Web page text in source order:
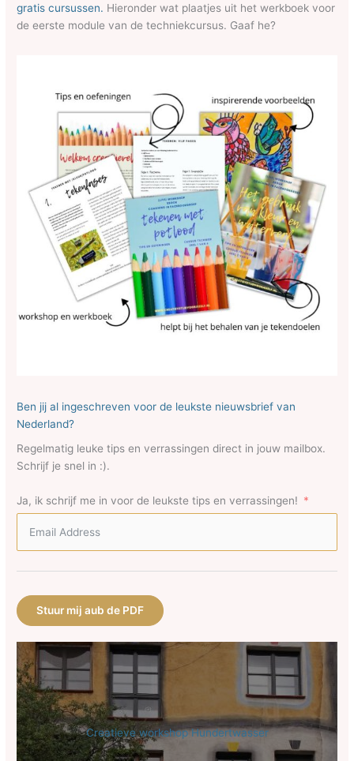
gratis cursussen. Hieronder wat plaatjes uit het werkboek voor
de eerste module van de techniekcursus. Gaaf he?
Ben jij al ingeschreven voor de leukste nieuwsbrief van
Nederland?
Regelmatig leuke tips en verrassingen direct in jouw mailbox.
Schrijf je snel in :).
Ja, ik schrijf me in voor de leukste tips en verrassingen!
Stuur mij aub de PDF
Creatieve workshop Hundertwasser